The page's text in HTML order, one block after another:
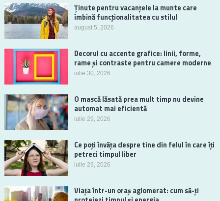
Ținute pentru vacanțele la munte care
îmbină funcționalitatea cu stilul
august 5, 2026
Decorul cu accente grafice: linii, forme,
rame și contraste pentru camere moderne
iulie 30, 2026
O mască lăsată prea mult timp nu devine
automat mai eficientă
iulie 29, 2026
Ce poți învăța despre tine din felul în care îți
petreci timpul liber
iulie 29, 2026
Viața într-un oraș aglomerat: cum să-ți